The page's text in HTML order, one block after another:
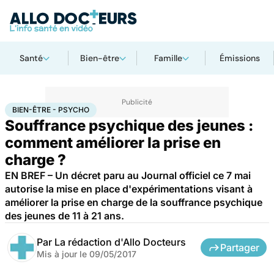
Santé Bien-être Famille Émissions
AccueilSanté Bien-être - Psycho
BIEN-ÊTRE - PSYCHO
Souffrance psychique des jeunes :
comment améliorer la prise en
charge ?
EN BREF – Un décret paru au Journal officiel ce 7 mai
autorise la mise en place d'expérimentations visant à
améliorer la prise en charge de la souffrance psychique
des jeunes de 11 à 21 ans.
Par La rédaction d'Allo Docteurs
Mis à jour le 09/05/2017
Partager